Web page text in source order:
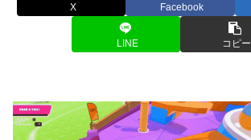
X Facebook
LINE コピー